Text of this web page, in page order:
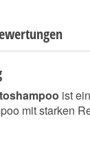
ist
mit starken